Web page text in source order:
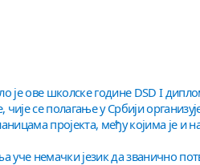
је ове школске године DSD I
се полагање у Србији
пројекта, међу којима је и
немачки језик да званично